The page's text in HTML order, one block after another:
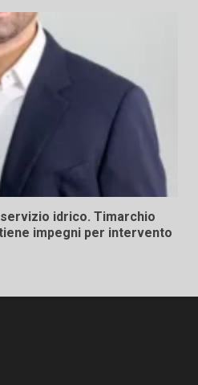
servizio idrico. Timarchio
impegni per intervento